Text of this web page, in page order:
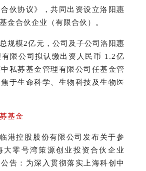
合伙协议》，共同出资设立洛阳惠
金合伙企业（有限合伙）。
规模2亿元，公司及子公司洛阳惠
限公司拟认缴出资人民币 1.2亿
私募基金管理有限公司任基金管
于生命科学、生物科技及生物医
基金
港控股股份有限公司发布关于参
大零号湾策源创业投资合伙企业
告： 为深入贯彻落实上海科创中